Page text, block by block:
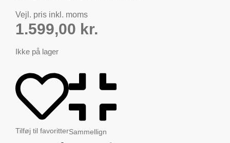
Vejl. pris inkl. moms
1.599,00 kr.
Ikke på lager
Tilføj til favoritterSammellign